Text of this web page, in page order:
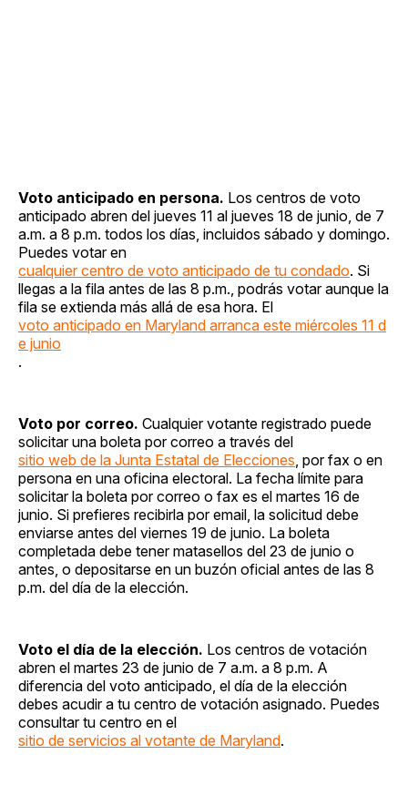
Voto anticipado en persona. Los centros de voto
anticipado abren del jueves 11 al jueves 18 de junio, de 7
a.m. a 8 p.m. todos los días, incluidos sábado y domingo.
Puedes votar en
cualquier centro de voto anticipado de tu condado. Si
llegas a la fila antes de las 8 p.m., podrás votar aunque la
fila se extienda más allá de esa hora. El
voto anticipado en Maryland arranca este miércoles 11 d
e junio
.
Voto por correo. Cualquier votante registrado puede
solicitar una boleta por correo a través del
sitio web de la Junta Estatal de Elecciones , por fax o en
persona en una oficina electoral. La fecha límite para
solicitar la boleta por correo o fax es el martes 16 de
junio. Si prefieres recibirla por email, la solicitud debe
enviarse antes del viernes 19 de junio. La boleta
completada debe tener matasellos del 23 de junio o
antes, o depositarse en un buzón oficial antes de las 8
p.m. del día de la elección.
Voto el día de la elección. Los centros de votación
abren el martes 23 de junio de 7 a.m. a 8 p.m. A
diferencia del voto anticipado, el día de la elección
debes acudir a tu centro de votación asignado. Puedes
consultar tu centro en el
sitio de servicios al votante de Maryland.